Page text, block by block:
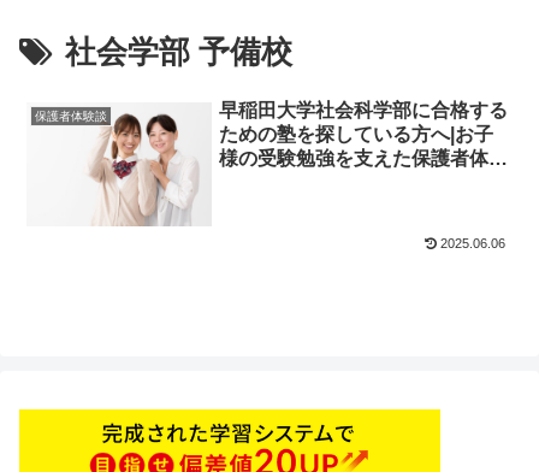
社会学部 予備校
保護者体験談
早稲田大学社会科学部に合格する
ための塾を探している方へ|お子
様の受験勉強を支えた保護者体験
2025.06.06